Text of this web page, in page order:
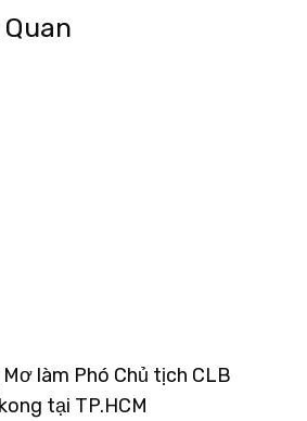
làm Phó Chủ tịch CLB
tại TP.HCM